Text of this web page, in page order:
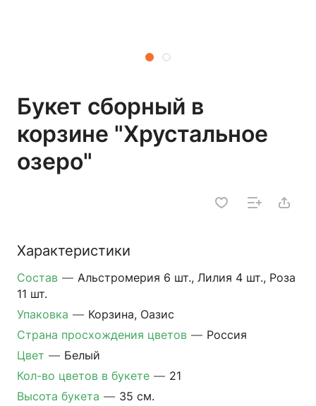
Букет сборный в
корзине "Хрустальное
озеро"
Характеристики
Состав — Альстромерия 6 шт., Лилия 4 шт., Роза
11 шт.
Упаковка — Корзина, Оазис
Страна просхождения цветов — Россия
Цвет — Белый
Кол-во цветов в букете — 21
Высота букета — 35 см.